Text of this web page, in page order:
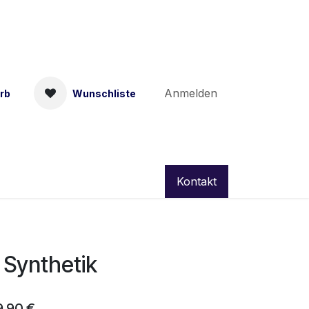
Wunschliste Anmelden
Kontakt
Synthetik